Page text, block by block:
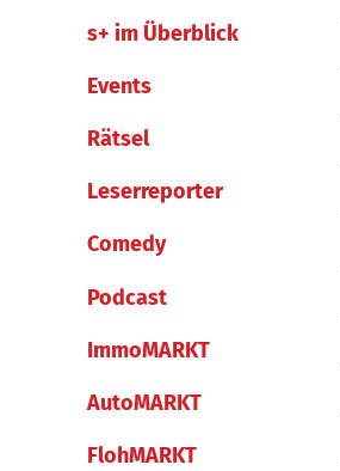
s+ im Überblick
Events
Rätsel
Leserreporter
Comedy
Podcast
ImmoMARKT
AutoMARKT
FlohMARKT